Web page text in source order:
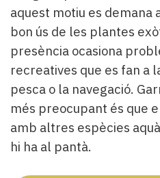
aquest motiu es demana
bon ús de les plantes
presència ocasiona
recreatives que es fan a
pesca o la navegació.
més preocupant és que
amb altres espècies
hi ha al pantà.